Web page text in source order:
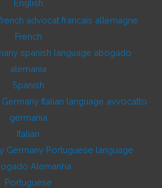
English
French
Spanish
Italian
Portuguese